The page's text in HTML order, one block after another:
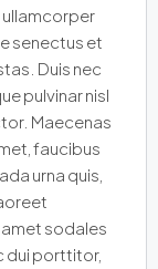
ullamcorper
senectus et
Duis nec
pulvinar nisl
Maecenas
faucibus
urna quis,
sodales
dui porttitor,